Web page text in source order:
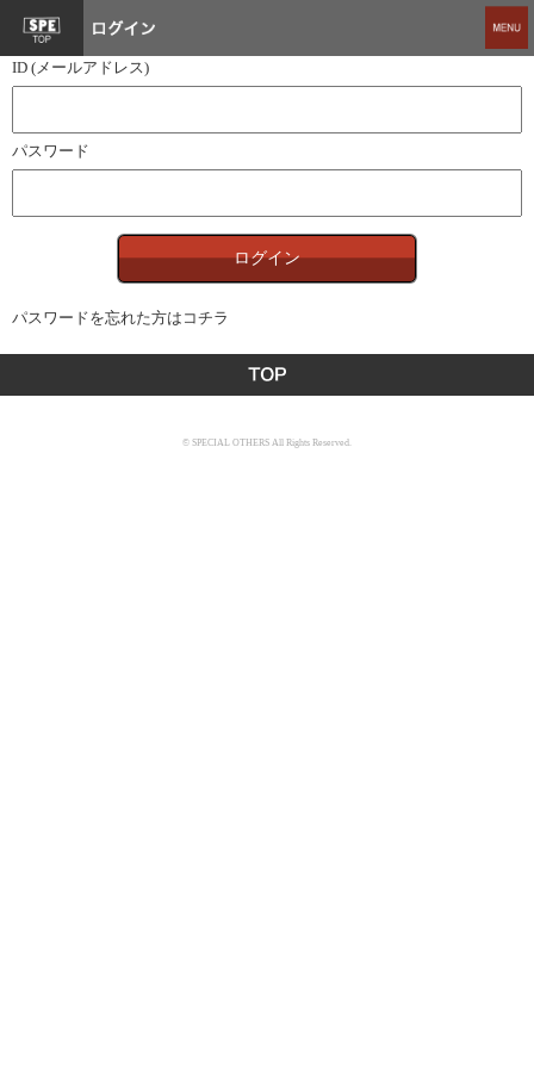
ID (メールアドレス)
パスワード
パスワードを忘れた方はコチラ
© SPECIAL OTHERS All Rights Reserved.